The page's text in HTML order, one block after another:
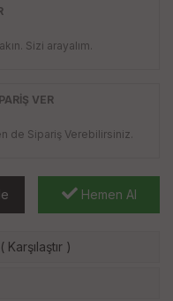
Sizi arayalım.
VER
de Sipariş Verebilirsiniz.
Hemen Al
( Karşılaştır )